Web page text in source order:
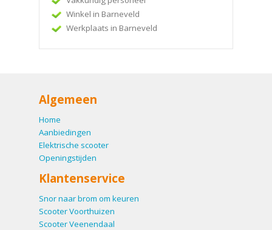
Winkel in Barneveld
Werkplaats in Barneveld
Algemeen
Home
Aanbiedingen
Elektrische scooter
Openingstijden
Klantenservice
Snor naar brom om keuren
Scooter Voorthuizen
Scooter Veenendaal